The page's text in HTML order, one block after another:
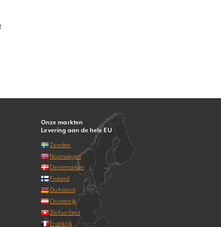
Onze markten
Levering aan de hele EU
Zweden
Noorwegen
Denemarken
Finland
Duitsland
Oostenrijk
Zwitserland
Frankrijk